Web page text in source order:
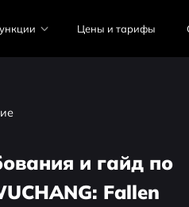
Цены и тарифы
и гайд по
Fallen